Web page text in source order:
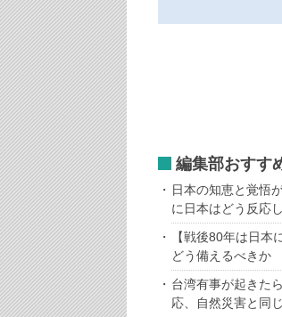
編集部おすす
日本の知恵と覚悟
に日本はどう反応
【戦後80年は日
どう備えるべきか
台湾有事が起きた
応、自然災害と同